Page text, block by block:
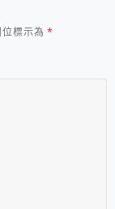
位標示為*